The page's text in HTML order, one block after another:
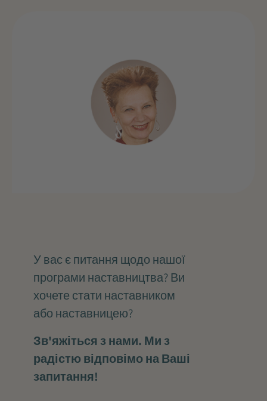
У вас є питання щодо нашої
програми наставництва? Ви
хочете стати наставником
або наставницею?
Зв'яжіться з нами. Ми з
радістю відповімо на Ваші
запитання!